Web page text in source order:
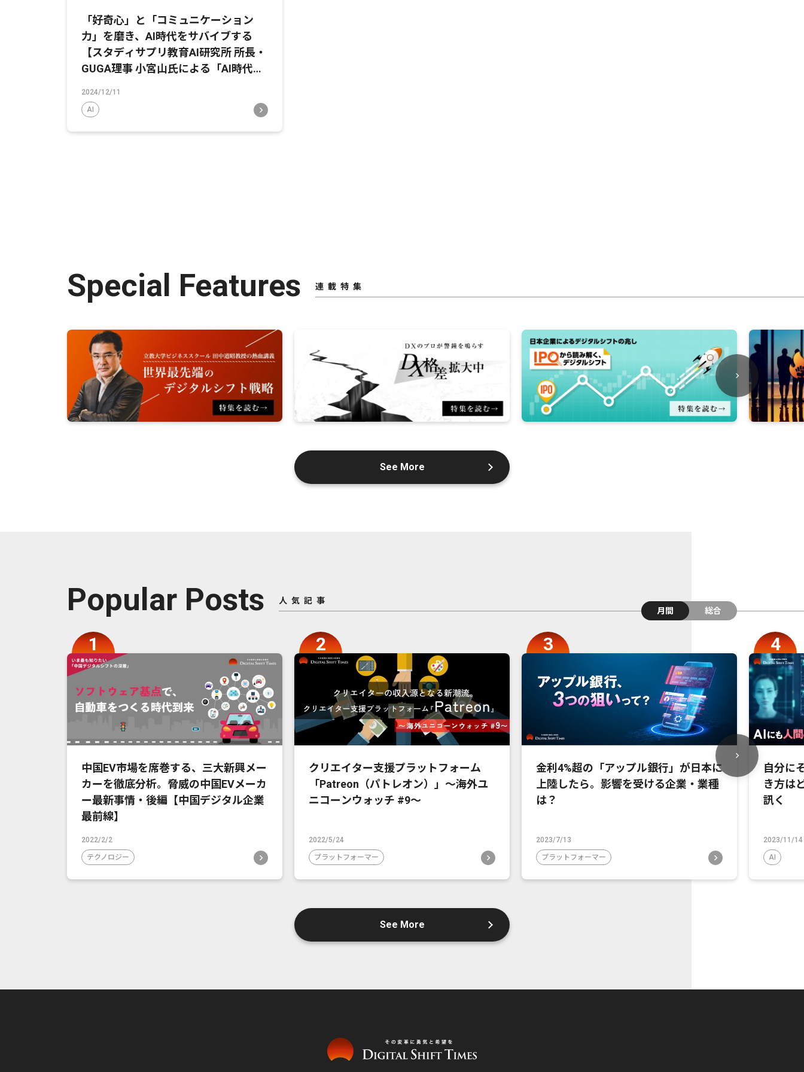
「好奇心」と「コミュニケーション
力」を磨き、AI時代をサバイブする
【スタディサプリ教育AI研究所 所長・
GUGA理事 小宮山氏による「AI時代の
2024/12/11
AI
Special Features 連載特集
See More
Popular Posts
人気記事
月間
総合
中国EV市場を席巻する、三大新興メー
カーを徹底分析。脅威の中国EVメーカ
ー最新事情・後編【中国デジタル企業
最前線】
2022/2/2
テクノロジー
クリエイター支援プラットフォーム
「Patreon（パトレオン）」〜海外ユ
ニコーンウォッチ #9〜
2022/5/24
プラットフォーマー
金利4%超の「アップル銀行」が日本に
上陸したら。影響を受ける企業・業種
は？
2023/7/13
プラットフォーマー
自分に
き方は
訊く
2023/11/14
AI
See More